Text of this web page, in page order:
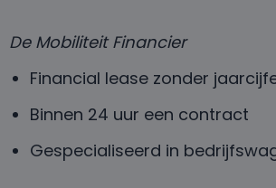
De Mobiliteit Financier
Financial lease zonder
Binnen 24 uur een contract
Gespecialiseerd in